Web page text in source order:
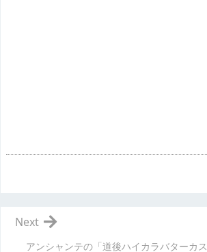
アンシャンテの「道後ハイカラバターカス
Next